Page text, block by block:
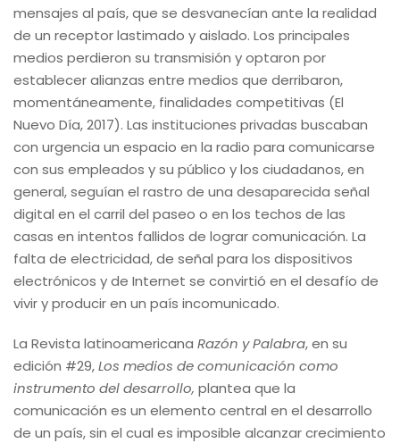
mensajes al país, que se desvanecían ante la realidad
de un receptor lastimado y aislado. Los principales
medios perdieron su transmisión y optaron por
establecer alianzas entre medios que derribaron,
momentáneamente, finalidades competitivas (El
Nuevo Día, 2017). Las instituciones privadas buscaban
con urgencia un espacio en la radio para comunicarse
con sus empleados y su público y los ciudadanos, en
general, seguían el rastro de una desaparecida señal
digital en el carril del paseo o en los techos de las
casas en intentos fallidos de lograr comunicación. La
falta de electricidad, de señal para los dispositivos
electrónicos y de Internet se convirtió en el desafío de
vivir y producir en un país incomunicado.
La Revista latinoamericana Razón y Palabra, en su
edición #29,Los medios de comunicación como
instrumento del desarrollo, plantea que la
comunicación es un elemento central en el desarrollo
de un país, sin el cual es imposible alcanzar crecimiento